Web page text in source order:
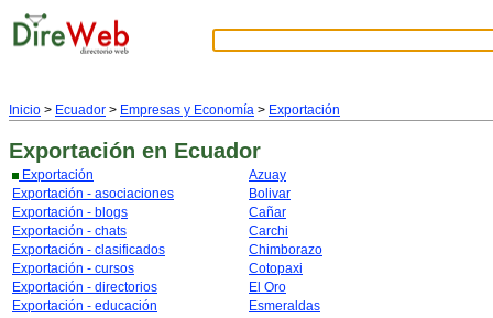
Inicio > Ecuador > Empresas y Economía > Exportación
Exportación en Ecuador
Exportación
Exportación - asociaciones
Exportación - blogs
Exportación - chats
Exportación - clasificados
Exportación - cursos
Exportación - directorios
Exportación - educación
Azuay
Bolivar
Cañar
Carchi
Chimborazo
Cotopaxi
El Oro
Esmeraldas